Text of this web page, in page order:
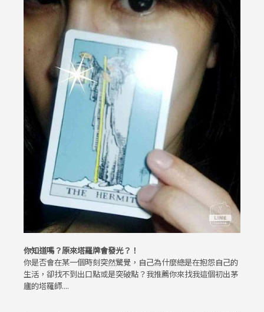
你知道嗎？原來塔羅牌會發光？！
你是否會在某一個時刻突然驚覺，自己為什麼總是在抱怨自己的
生活，卻找不到出口點或是突破點？我推薦你來找我這個初出茅
廬的塔羅師....